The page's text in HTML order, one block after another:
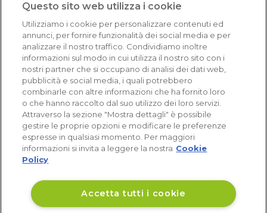
Eccellente (4,8)
Acquisti verificati
Questo sito web utilizza i cookie
Utilizziamo i cookie per personalizzare contenuti ed
annunci, per fornire funzionalità dei social media e per
analizzare il nostro traffico. Condividiamo inoltre
informazioni sul modo in cui utilizza il nostro sito con i
nostri partner che si occupano di analisi dei dati web,
pubblicità e social media, i quali potrebbero
combinarle con altre informazioni che ha fornito loro
o che hanno raccolto dal suo utilizzo dei loro servizi.
Attraverso la sezione "Mostra dettagli" è possibile
gestire le proprie opzioni e modificare le preferenze
espresse in qualsiasi momento. Per maggiori
informazioni si invita a leggere la nostra Cookie
Policy
Accetta tutti i cookie